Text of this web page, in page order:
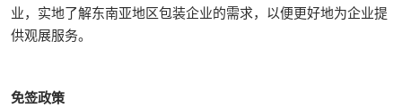
业，实地了解东南亚地区包装企业的需求，以便更好地为企业提
供观展服务。
免签政策